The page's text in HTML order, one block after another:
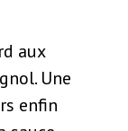
aux
Une
enfin